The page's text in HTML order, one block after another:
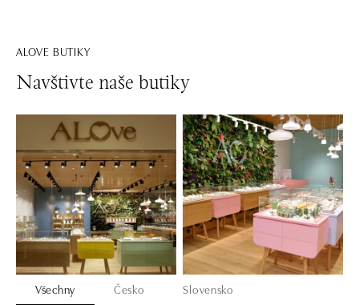
ALOVE BUTIKY
Navštivte naše butiky
Všechny Česko Slovensko